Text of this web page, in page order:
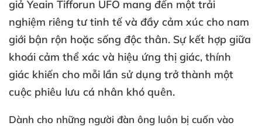
giả Yeain Tifforun UFO mang đến một trải
nghiệm riêng tư tinh tế và đầy cảm xúc cho nam
giới bận rộn hoặc sống độc thân. Sự kết hợp giữa
khoái cảm thể xác và hiệu ứng thị giác, thính
giác khiến cho mỗi lần sử dụng trở thành một
cuộc phiêu lưu cá nhân khó quên.
Dành cho những người đàn ông luôn bị cuốn vào